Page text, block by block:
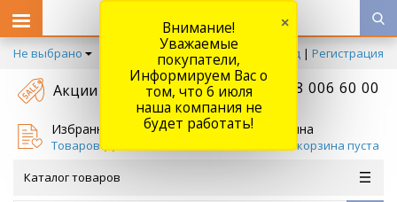
Не выбрано Вход | Регистрация
Акции +7 778 006 60 00
Избранное
Товаров (
Корзина
Ваша корзина пуста
Каталог товаров
Внимание!
Уважаемые
покупатели,
Информируем Вас о
том, что 6 июля
наша компания не
будет работать!
×